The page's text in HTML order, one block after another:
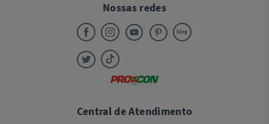
Nossas redes
Central de Atendimento